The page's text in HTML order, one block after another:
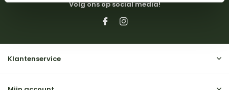
Volg ons op social media!
Klantenservice